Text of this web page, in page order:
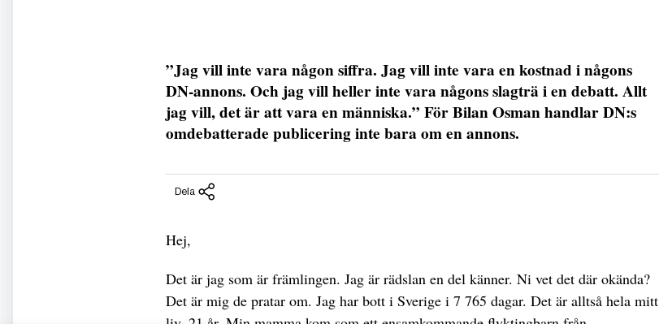
”Jag vill inte vara någon siffra. Jag vill inte vara en kostnad i någons
DN-annons. Och jag vill heller inte vara någons slagträ i en debatt. Allt
jag vill, det är att vara en människa.” För Bilan Osman handlar DN:s
omdebatterade publicering inte bara om en annons.
Dela
Hej,
Det är jag som är främlingen. Jag är rädslan en del känner. Ni vet det där okända?
Det är mig de pratar om. Jag har bott i Sverige i 7 765 dagar. Det är alltså hela mitt